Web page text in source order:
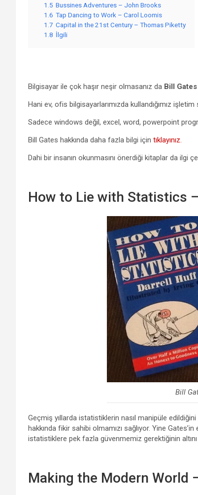
1.5 Bussines Adventures – John Brooks
1.6 Tap Dancing to Work – Carol Loomis
1.7 Capital in the 21st Century – Thomas Piketty
1.8 İlgili
Bilgisayar ile çok haşır neşir olmasanız da Bill Gates
Hani ev, ofis bilgisayarlarımızda kullandığımız
Sadece windows değil, excel, word, powerpoint
Bill Gates hakkında daha fazla bilgi için tıklayınız.
Dahi bir insanın okunmasını önerdiği kitaplar da ilgi
How to Lie with Statistics
Bill
Geçmiş yıllarda istatistiklerin nasıl manipüle
hakkında fikir sahibi olmamızı sağlıyor. Yine
istatistiklere pek fazla güvenmemiz gerektiğinin
Making the Modern World